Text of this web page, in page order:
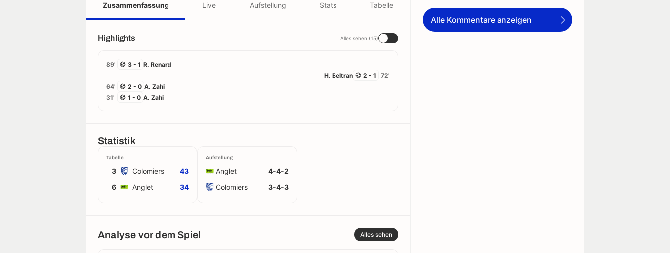
Zusammenfassung Live Aufstellung Stats Tabelle
Highlights Alles sehen (15)
89' 3 - 1 R. Renard
72'
2 - 1
H. Beltran
64'
2 - 0 A. Zahi
31'
1 - 0 A. Zahi
Statistik
Tabelle
3 Colomiers
43
6
Anglet 34
Aufstellung
Anglet
4-4-2
Colomiers
3-4-3
Analyse vor dem Spiel Alles sehen
Alle Kommentare anzeigen